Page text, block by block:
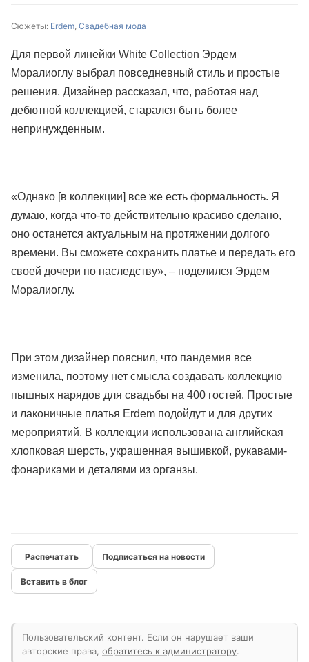
Сюжеты: Erdem, Свадебная мода
Для первой линейки White Collection Эрдем
Моралиоглу выбрал повседневный стиль и простые
решения. Дизайнер рассказал, что, работая над
дебютной коллекцией, старался быть более
непринужденным.
«Однако [в коллекции] все же есть формальность. Я
думаю, когда что-то действительно красиво сделано,
оно останется актуальным на протяжении долгого
времени. Вы сможете сохранить платье и передать его
своей дочери по наследству», – поделился Эрдем
Моралиоглу.
При этом дизайнер пояснил, что пандемия все
изменила, поэтому нет смысла создавать коллекцию
пышных нарядов для свадьбы на 400 гостей. Простые
и лаконичные платья Erdem подойдут и для других
мероприятий. В коллекции использована английская
хлопковая шерсть, украшенная вышивкой, рукавами-
фонариками и деталями из органзы.
Подписаться на новости
Вставить в блог
Пользовательский контент. Если он нарушает ваши
авторские права, обратитесь к администратору.